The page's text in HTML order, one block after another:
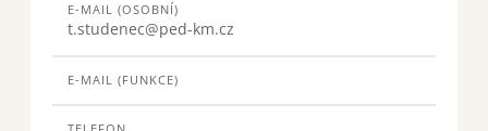
E-MAIL (OSOBNÍ)
t.studenec@ped-km.cz
E-MAIL (FUNKCE)